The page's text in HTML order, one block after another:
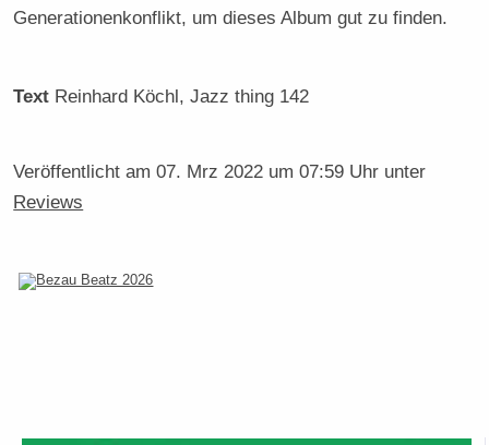
Generationenkonflikt, um dieses Album gut zu finden.
Text Reinhard Köchl, Jazz thing 142
Veröffentlicht am07. Mrz 2022 um 07:59 Uhr unter
Reviews